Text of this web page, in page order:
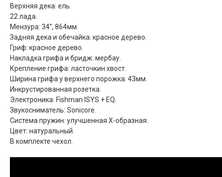
Верхняя дека: ель.
22 лада.
Мензура: 34'', 864мм.
Задняя дека и обечайка: красное дерево.
Гриф: красное дерево.
Накладка грифа и бридж: мербау.
Крепление грифа: ласточкин хвост.
Ширина грифа у верхнего порожка: 43мм.
Инкрустированная розетка.
Электроника: Fishman ISYS + EQ.
Звукосниматель: Sonicore.
Система пружин: улучшенная X-образная.
Цвет: натуральный.
В комплекте чехол.